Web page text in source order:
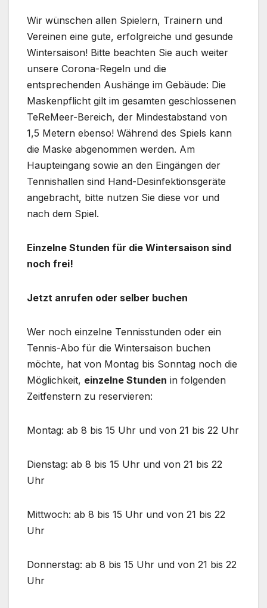
Wir wünschen allen Spielern, Trainern und
Vereinen eine gute, erfolgreiche und gesunde
Wintersaison! Bitte beachten Sie auch weiter
unsere Corona-Regeln und die
entsprechenden Aushänge im Gebäude: Die
Maskenpflicht gilt im gesamten geschlossenen
TeReMeer-Bereich, der Mindestabstand von
1,5 Metern ebenso! Während des Spiels kann
die Maske abgenommen werden. Am
Haupteingang sowie an den Eingängen der
Tennishallen sind Hand-Desinfektionsgeräte
angebracht, bitte nutzen Sie diese vor und
nach dem Spiel.
Einzelne Stunden für die Wintersaison sind
noch frei!
Jetzt anrufen oder selber buchen
Wer noch einzelne Tennisstunden oder ein
Tennis-Abo für die Wintersaison buchen
möchte, hat von Montag bis Sonntag noch die
Möglichkeit, einzelne Stunden in folgenden
Zeitfenstern zu reservieren:
Montag: ab 8 bis 15 Uhr und von 21 bis 22 Uhr
Dienstag: ab 8 bis 15 Uhr und von 21 bis 22
Uhr
Mittwoch: ab 8 bis 15 Uhr und von 21 bis 22
Uhr
Donnerstag: ab 8 bis 15 Uhr und von 21 bis 22
Uhr